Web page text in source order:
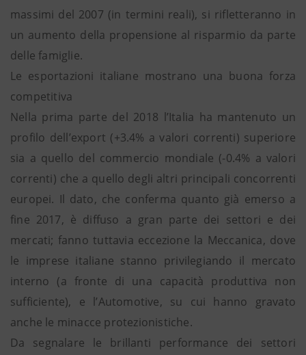
massimi del 2007 (in termini reali), si rifletteranno in
un aumento della propensione al risparmio da parte
delle famiglie.
Le esportazioni italiane mostrano una buona forza
competitiva
Nella prima parte del 2018 l’Italia ha mantenuto un
profilo dell’export (+3.4% a valori correnti) superiore
sia a quello del commercio mondiale (-0.4% a valori
correnti) che a quello degli altri principali concorrenti
europei. Il dato, che conferma quanto già emerso a
fine 2017, è diffuso a gran parte dei settori e dei
mercati; fanno tuttavia eccezione la Meccanica, dove
le imprese italiane stanno privilegiando il mercato
interno (a fronte di una capacità produttiva non
sufficiente), e l’Automotive, su cui hanno gravato
anche le minacce protezionistiche.
Da segnalare le brillanti performance dei settori